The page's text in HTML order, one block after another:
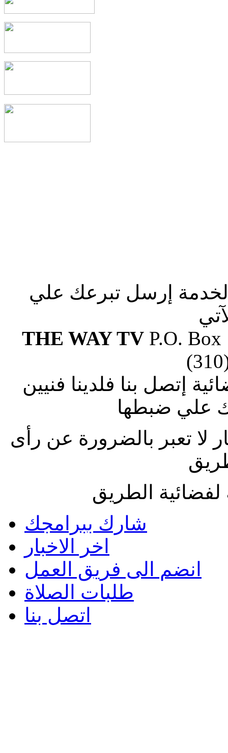
إرسل تبرعك علي
THE WAY TVP.O. Box
إتصل بنا فلدينا فنيين
علي ضبطها
لا تعبر بالضرورة عن رأى
الطريق
شارك ببرامجك
اخر الاخبار
انضم الى فريق العمل
طلبات الصلاة
اتصل بنا